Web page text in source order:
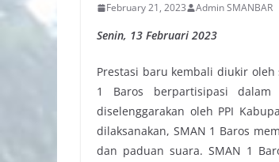
February 21, 2023 Admin SMANBAR
Senin, 13 Februari 2023
Prestasi baru kembali diukir oleh
1 Baros berpartisipasi dalam
diselenggarakan oleh PPI
dilaksanakan, SMAN 1 Baros
dan paduan suara. SMAN 1